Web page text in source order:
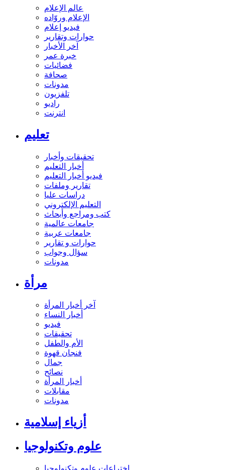
عالم الإعلام
الإعلام وروّاده
فيديو إعلام
حوارات وتقارير
آخر الأخبار
خبرة عمر
فضائيات
صحافة
مدونات
تلفزيون
راديو
انترنت
تعليم
تحقيقات وأخبار
أخبار التعليم
فيديو أخبار التعليم
تقارير وملفات
دراسات عليا
التعليم الإلكتروني
كتب ومراجع وأبحاث
جامعات عالمية
جامعات عربية
حوارات و تقارير
سؤال وجواب
مدونات
مرأة
آخر أخبار المرأة
أخبار النساء
فيديو
تحقيقات
الأم والطفل
فنجان قهوة
جمال
نصائح
أخبار المرأة
مقابلات
مدونات
أزياء إسلامية
علوم وتكنولوجيا
إختراعات علوم وتكنولوجيا